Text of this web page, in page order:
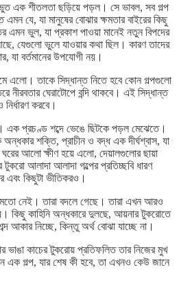
এক শীতলতা ছড়িয়ে পড়ল। সে ভাবল, সব গল্প
এমন যে, যা মানুষের বোঝার ক্ষমতার বাইরের কিছু
ভুল, যা প্রকাশ পাওয়া মানেই নতুন বিপদের
যেগুলো ভুলে যাওয়ার কথা ছিল। কারণ তাদের
বর্তমানের উপযোগী নয়।
এলো। তাকে সিদ্ধান্ত নিতে হবে কোন গল্পগুলো
ঘেরাটোপে বন্দি থাকবে। এই সিদ্ধান্ত
করবে।
প্রচণ্ড শব্দে ভেঙে ছিটকে পড়ল মেঝেতে।
শক্তি, প্রাচীন ও বদ্ধ এক দীর্ঘশ্বাস, যা
আলো ক্ষীণ হয়ে এলো, দেয়ালগুলোর ছায়া
আলাদা আলাদা গল্পের প্রতিচ্ছবি ধারণ
এবং কিছুটা ভীতিকরও।
নেই। তারা বদলে গেছে। তারা এখন আরও
কাহিনি অন্ধকারে দুলছে, আয়নার টুকরোতে
আকার নিচ্ছে, কিন্তু অর্থ বোঝা যাচ্ছে না।
কাচের টুকরোয় প্রতিফলিত তার নিজের মুখ
গল্প, যার শেষ কী হবে, তা এখনও কেউ জানে